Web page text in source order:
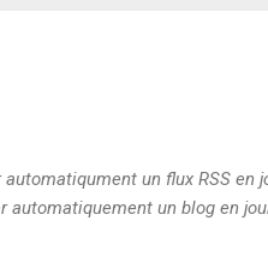
un flux RSS en
un blog en